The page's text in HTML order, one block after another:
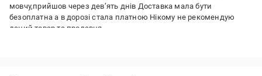
мовчу,прийшов через девʼять днів Доставка мала бути
безоплатна а в дорозі стала платною Нікому не рекомендую
даний товар та продавця